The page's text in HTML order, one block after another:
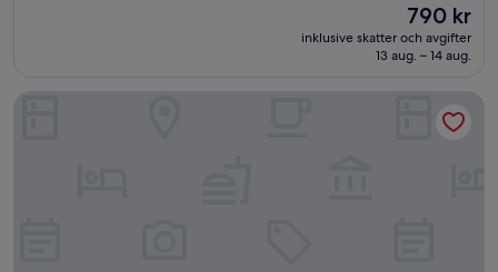
Priset
är
790 kr
790 kr
inklusive skatter och avgifter
13 aug. – 14 aug.